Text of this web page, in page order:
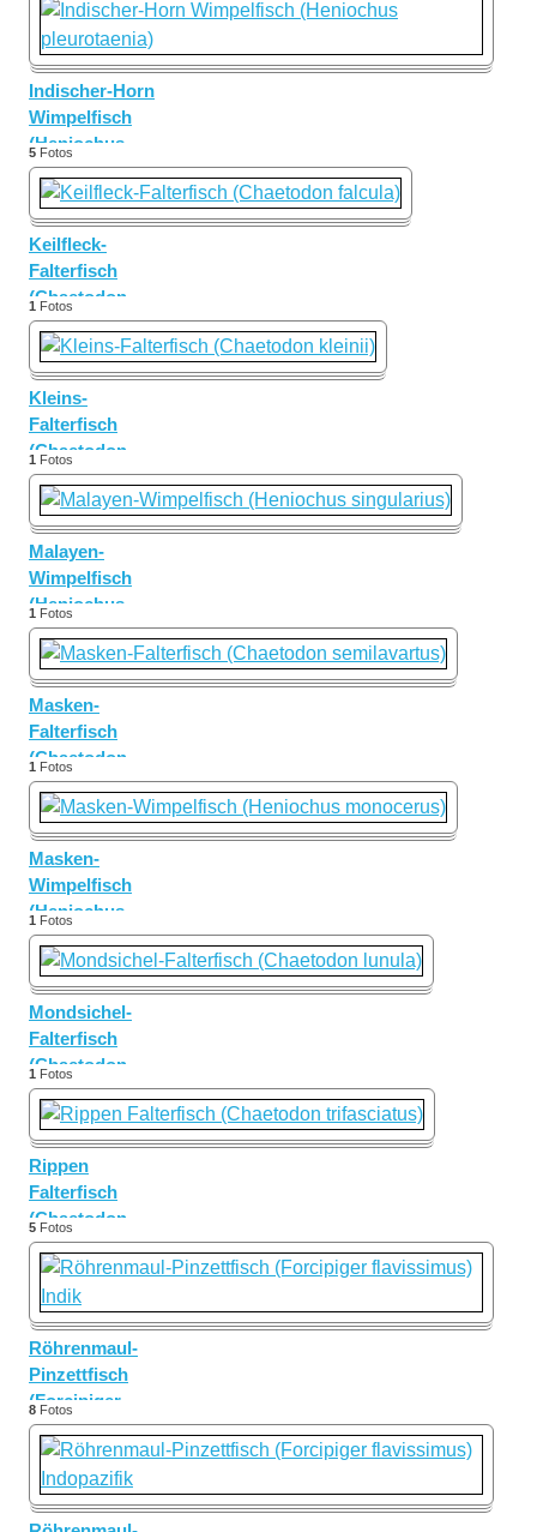
Indopazifik
Indischer-Horn
Wimpelfisch
(Heniochus
pleurotaenia)
5 Fotos
Keilfleck-
Falterfisch
(Chaetodon
falcula)
1 Fotos
Kleins-
Falterfisch
(Chaetodon
kleinii)
1 Fotos
Malayen-
Wimpelfisch
(Heniochus
singularius)
1 Fotos
Masken-
Falterfisch
(Chaetodon
semilavartus)
1 Fotos
Masken-
Wimpelfisch
(Heniochus
monocerus)
1 Fotos
Mondsichel-
Falterfisch
(Chaetodon
lunula)
1 Fotos
Rippen
Falterfisch
(Chaetodon
trifasciatus)
5 Fotos
Röhrenmaul-
Pinzettfisch
(Forcipiger
flavissimus)
Indik
8 Fotos